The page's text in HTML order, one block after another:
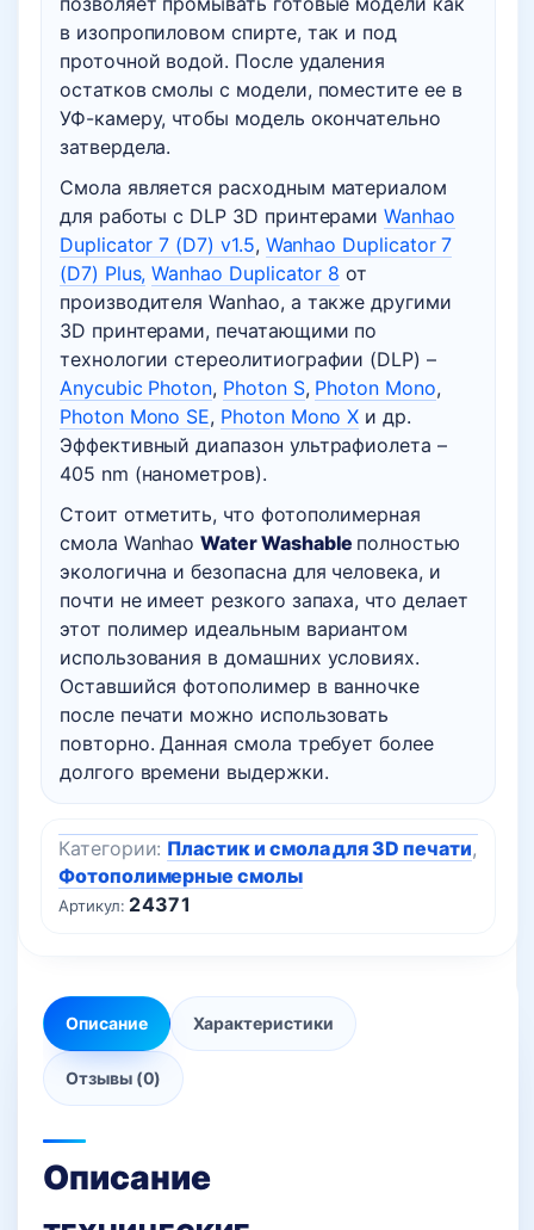
в изопропиловом спирте, так и под
проточной водой. После удаления
остатков смолы с модели, поместите ее в
УФ-камеру, чтобы модель окончательно
затвердела.
Смола является расходным материалом
для работы с DLP 3D принтерамиWanhao
Duplicator 7 (D7) v1.5, Wanhao Duplicator 7
(D7) Plus, Wanhao Duplicator 8 от
производителя Wanhao, а также другими
3D принтерами, печатающими по
технологии стереолитиографии (DLP) –
Anycubic Photon, Photon S, Photon Mono,
Photon Mono SE, Photon Mono X и др.
Эффективный диапазон ультрафиолета –
405 nm (нанометров).
Стоит отметить, что фотополимерная
смола WanhaoWater Washable полностью
экологична и безопасна для человека, и
почти не имеет резкого запаха, что делает
этот полимер идеальным вариантом
использования в домашних условиях.
Оставшийся фотополимер в ванночке
после печати можно использовать
повторно. Данная смола требует более
долгого времени выдержки.
Артикул: 24371
Категории: Пластик и смола для 3D печати,
Фотополимерные смолы
Описание Характеристики
Отзывы (0)
Описание